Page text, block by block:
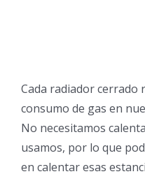
Cada radiador cerrado
consumo de gas en
No necesitamos
usamos, por lo que
en calentar esas